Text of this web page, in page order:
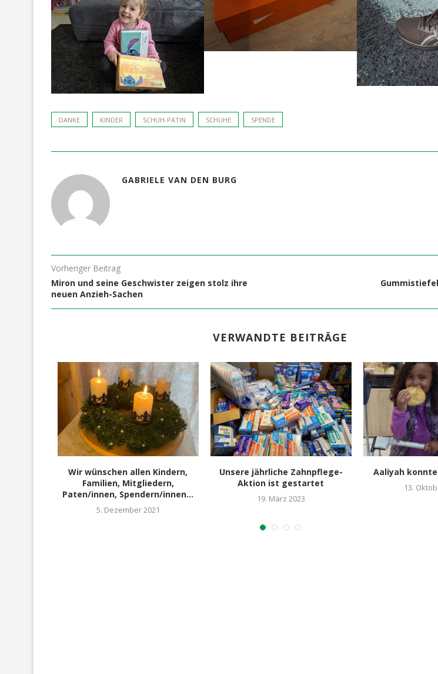
DANKE KINDER SCHUH-PATIN SCHUHE SPENDE
GABRIELE VAN DEN BURG
Vorheriger Beitrag
Miron und seine Geschwister zeigen stolz ihre
neuen Anzieh-Sachen
VERWANDTE BEITRÄGE
Wir wünschen allen Kindern,
Familien, Mitgliedern,
Paten/innen, Spendern/innen...
5. Dezember 2021
Unsere jährliche Zahnpflege-
Aktion ist gestartet
19. März 2023
Aaliyah
13.